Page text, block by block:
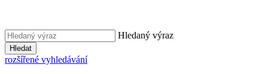
Hledaný výraz
Hledat
rozšířené vyhledávání